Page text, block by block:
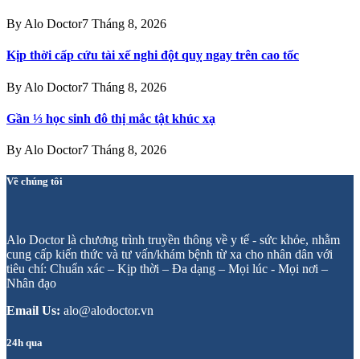
By Alo Doctor7 Tháng 8, 2026
Kịp thời cấp cứu tài xế nghi đột quỵ ngay trên cao tốc
By Alo Doctor7 Tháng 8, 2026
Gần ⅓ học sinh đô thị mắc tật khúc xạ
By Alo Doctor7 Tháng 8, 2026
Về chúng tôi
Alo Doctor là chương trình truyền thông về y tế - sức khỏe, nhằm
cung cấp kiến thức và tư vấn/khám bệnh từ xa cho nhân dân với
tiêu chí: Chuẩn xác – Kịp thời – Đa dạng – Mọi lúc - Mọi nơi –
Nhân đạo
Email Us: alo@alodoctor.vn
24h qua